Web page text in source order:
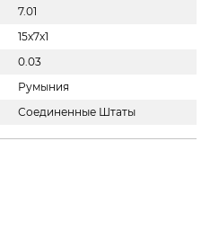
7.01
15х7х1
0.03
Румыния
Соединенные Штаты